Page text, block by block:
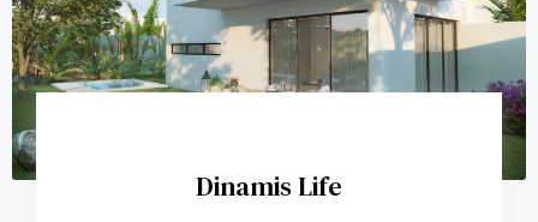
Dinamis Life